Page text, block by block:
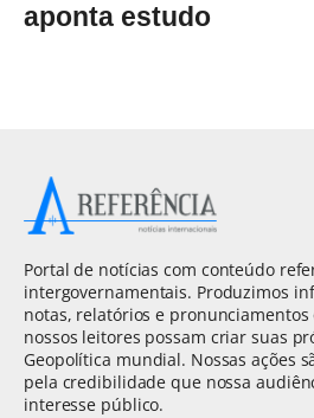
aponta estudo
Portal de notícias com conteúdo
intergovernamentais. Produzimos
notas, relatórios e
nossos leitores possam criar suas
Geopolítica mundial. Nossas ações
pela credibilidade que nossa
interesse público.